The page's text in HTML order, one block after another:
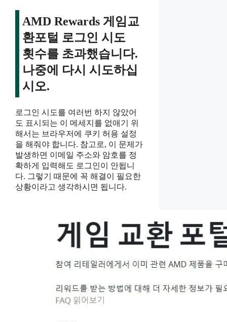
AMD Rewards 게임교
환포털 로그인 시도
횟수를 초과했습니다.
나중에 다시 시도하십
시오.
로그인 시도를 여러번 하지 않았어
도 표시되는 이 메세지를 없애기 위
해서는 브라우저에 쿠키 허용 설정
을 해줘야 합니다. 참고로, 이 문제가
발생하면 이메일 주소와 암호를 정
확하게 입력해도 로그인이 안됩니
다. 그렇기 때문에 꼭 해결이 필요한
상황이라고 생각하시면 됩니다.